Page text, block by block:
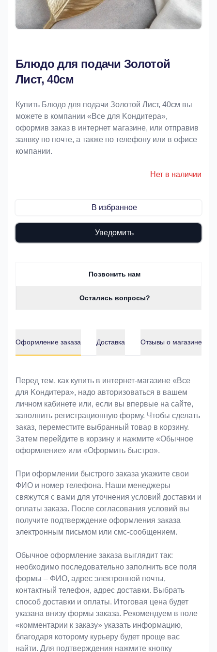
Блюдо для подачи Золотой
Лист, 40см
Купить Блюдо для подачи Золотой Лист, 40см вы
можете в компании «Bce для Koндитeрa»,
оформив заказ в интернет магазине, или отправив
заявку по почте, а также по телефону или в офисе
компании.
Нет в наличии
В избранное
Уведомить
Позвонить нам
Остались вопросы?
Оформление заказа Доставка Отзывы о магазине
Оформление заказа
Перед тем, как купить в интернет-магазине «Bce
для Koндитeрa», надо авторизоваться в вашем
личном кабинете или, если вы впервые на сайте,
заполнить регистрационную форму. Чтобы сделать
заказ, переместите выбранный товар в корзину.
Затем перейдите в корзину и нажмите «Обычное
оформление» или «Оформить быстро».
При оформлении быстрого заказа укажите свои
ФИО и номер телефона. Наши менеджеры
свяжутся с вами для уточнения условий доставки и
оплаты заказа. После согласования условий вы
получите подтверждение оформления заказа
электронным письмом или смс-сообщением.
Обычное оформление заказа выглядит так:
необходимо последовательно заполнить все поля
формы – ФИО, адрес электронной почты,
контактный телефон, адрес доставки. Выбрать
способ доставки и оплаты. Итоговая цена будет
указана внизу формы заказа. Рекомендуем в поле
«комментарии к заказу» указать информацию,
благодаря которому курьеру будет проще вас
найти. Для подтверждения нажмите кнопку